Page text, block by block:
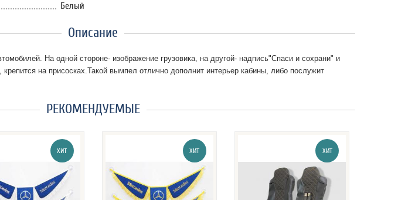
Белый
Описание
На однойстороне- изображение грузовика, на другой- надпись"Спаси и сохрани" и
на присосках.Такой вымпел отлично дополнит интерьер кабины, либо послужит
РЕКОМЕНДУЕМЫЕ
ХИТ ХИТ ХИТ